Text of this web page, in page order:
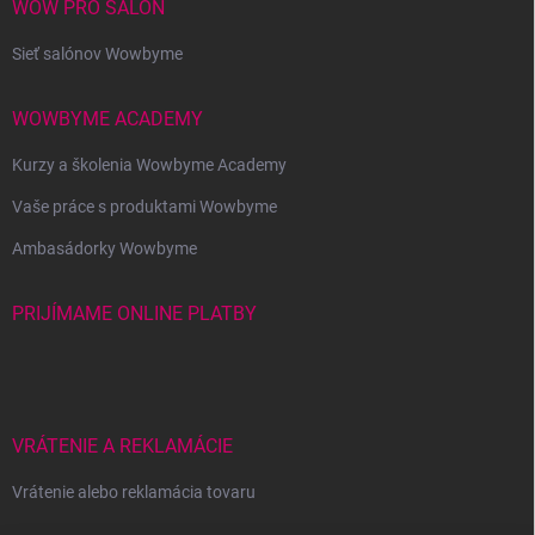
WOW PRO SALÓN
Sieť salónov Wowbyme
WOWBYME ACADEMY
Kurzy a školenia Wowbyme Academy
Vaše práce s produktami Wowbyme
Ambasádorky Wowbyme
PRIJÍMAME ONLINE PLATBY
VRÁTENIE A REKLAMÁCIE
Vrátenie alebo reklamácia tovaru